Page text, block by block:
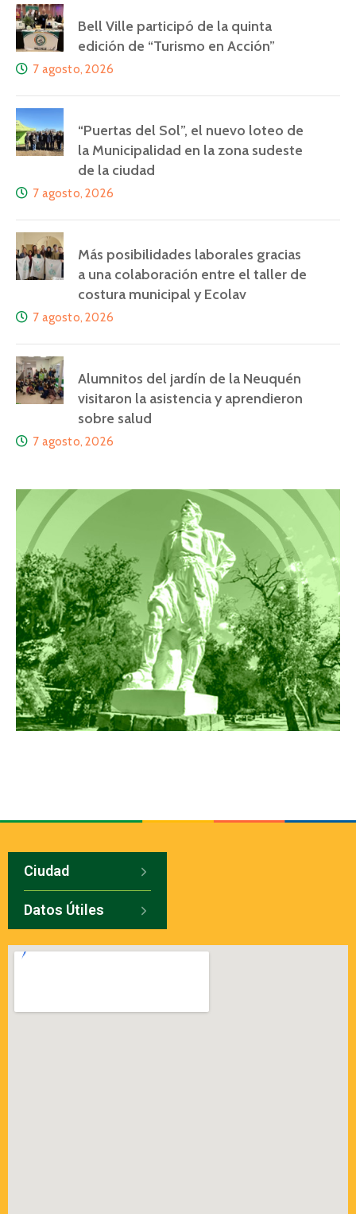
Bell Ville participó de la quinta
edición de “Turismo en Acción”
7 agosto, 2026
“Puertas del Sol”, el nuevo loteo de
la Municipalidad en la zona sudeste
de la ciudad
7 agosto, 2026
Más posibilidades laborales gracias
a una colaboración entre el taller de
costura municipal y Ecolav
7 agosto, 2026
Alumnitos del jardín de la Neuquén
visitaron la asistencia y aprendieron
sobre salud
7 agosto, 2026
Ciudad
Datos Útiles